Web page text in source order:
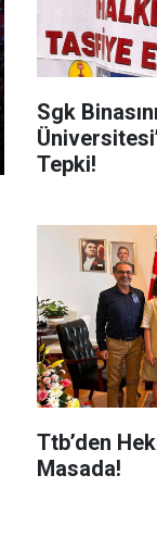
Sgk
Tepki!
Ttb’den
Masada!